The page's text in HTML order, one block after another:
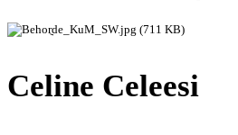
Celine Celeesi